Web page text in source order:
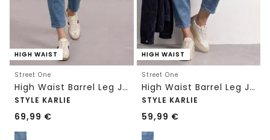
HIGH WAIST
Street One
High Waist Barrel Leg Jeans im Loose Fit
STYLE KARLIE
69,99 €
HIGH WAIST
Street One
High Waist Barrel Leg Jeans im Loose Fit
STYLE KARLIE
59,99 €